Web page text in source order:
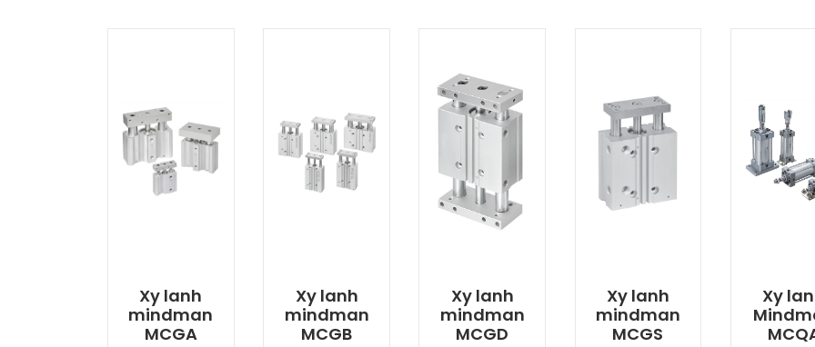
Xy lanh
mindman
MCGA
Xy lanh
mindman
MCGB
Xy lanh
mindman
MCGD
Xy lanh
mindman
MCGS
Xy